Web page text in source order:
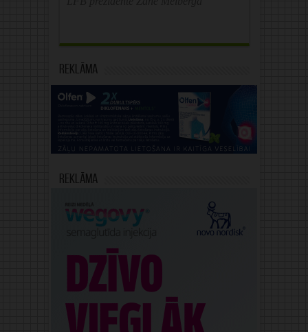
Reklāma
Reklāma